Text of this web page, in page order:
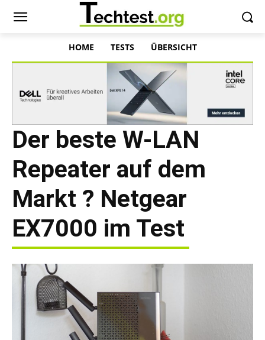
HOME TESTS ÜBERSICHT
Der beste W-LAN
Repeater auf dem
Markt ? Netgear
EX7000 im Test